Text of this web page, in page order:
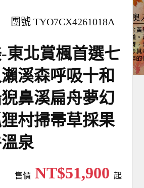
團號 TYO7CX4261018A
東北賞楓首選七
溪森呼吸十和
鼻溪扁舟夢幻
村掃帚草採果
泉
售價NT$51,900 起